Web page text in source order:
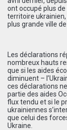
ont occupé plus
territoire
plus grande ville
Les déclarations
nombreux hauts
que si les aides
diminuent –
ces déclarations
partie des aides
flux tendu et si le
ukrainiennes
que celui des
Ukraine.